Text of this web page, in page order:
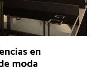
en
moda